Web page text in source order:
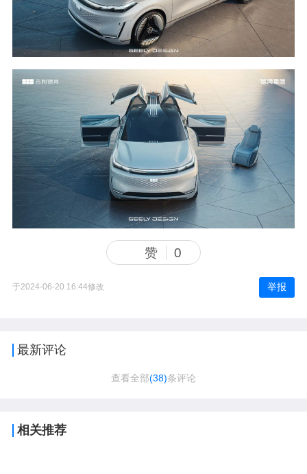
赞 0
于2024-06-20 16:44修改 举报
最新评论
查看全部(38)条评论
相关推荐